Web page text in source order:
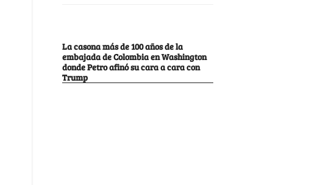
La casona más de 100 años de la
embajada de Colombia en Washington
donde Petro afinó su cara a cara con
Trump